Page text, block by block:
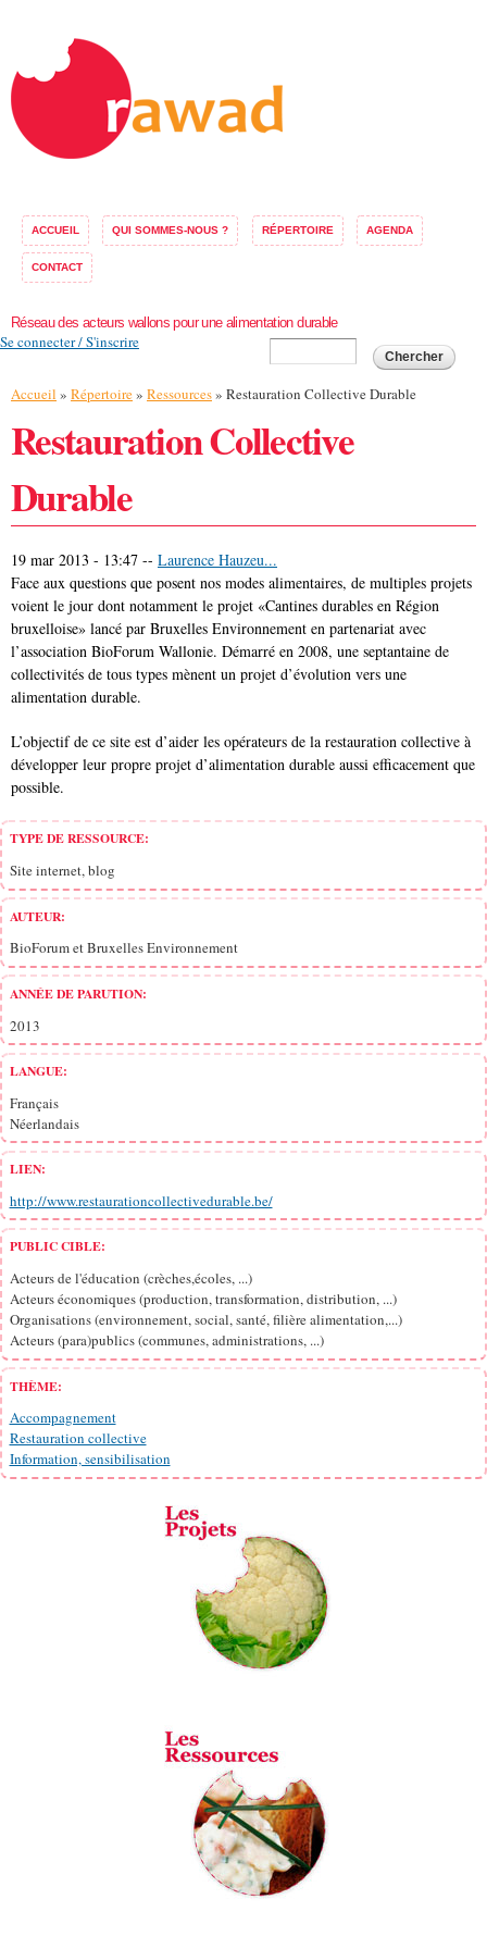
ACCUEIL QUI SOMMES-NOUS ? RÉPERTOIRE AGENDA
CONTACT
Réseau des acteurs wallons pour une alimentation durable
Formulaire de
recherche
Chercher
Se connecter / S'inscrire
Vous êtes ici
Accueil » Répertoire» Ressources» Restauration Collective Durable
Restauration Collective
Durable
19 mar 2013 - 13:47 -- Laurence Hauzeu...
Face aux questions que posent nos modes alimentaires, de multiples projets
voient le jour dont notamment le projet «Cantines durables en Région
bruxelloise» lancé par Bruxelles Environnement en partenariat avec
l’association BioForum Wallonie. Démarré en 2008, une septantaine de
collectivités de tous types mènent un projet d’évolution vers une
alimentation durable.
L’objectif de ce site est d’aider les opérateurs de la restauration collective à
développer leur propre projet d’alimentation durable aussi efficacement que
possible.
TYPE DE RESSOURCE:
Site internet, blog
AUTEUR:
BioForum et Bruxelles Environnement
ANNÉE DE PARUTION:
2013
LANGUE:
Français
Néerlandais
LIEN:
http://www.restaurationcollectivedurable.be/
PUBLIC CIBLE:
Acteurs de l'éducation (crèches,écoles, ...)
Acteurs économiques (production, transformation, distribution, ...)
Organisations (environnement, social, santé, filière alimentation,...)
Acteurs (para)publics (communes, administrations, ...)
THÈME:
Accompagnement
Restauration collective
Information, sensibilisation